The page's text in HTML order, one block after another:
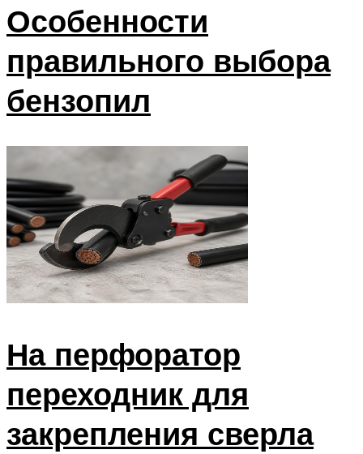
Особенности
правильного выбора
бензопил
На перфоратор
переходник для
закрепления сверла